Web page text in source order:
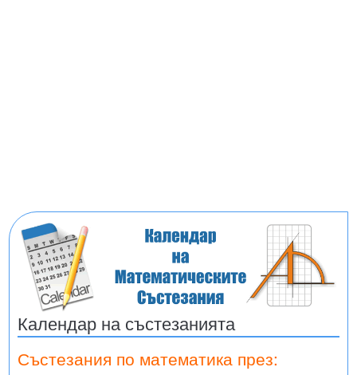
Календар на състезанията
Състезания по математика през: